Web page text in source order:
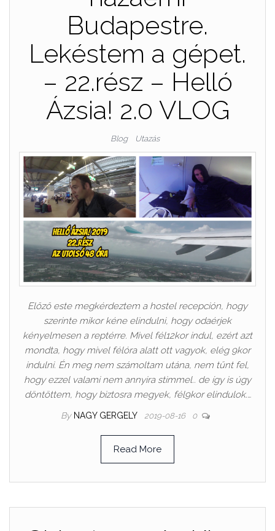
Budapestre.
Lekéstem a gépet.
– 22.rész – Helló
Ázsia! 2.0 VLOG
Blog Utazás
Előző este megkérdeztem a hostel recepción, hogy
szerinte mikor kéne elindulni, hogy odaérjek
kényelmesen a reptérre. Mivel fél12kor indul, ezért azt
mondta, hogy mivel félóra alatt ott vagyok, elég 9kor
indulni. Én meg nem számoltam utána, nem tűnt fel,
hogy ezzel valami nem annyira stimmel.. de így is úgy
döntöttem, hogy biztosra megyek, fél9kor elindulok.…
By NAGY GERGELY 2019-08-16 0
Read More